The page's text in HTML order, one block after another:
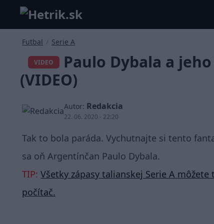
Futbal / Serie A
VIDEO
Paulo Dybala a
(VIDEO)
Autor: Redakcia
22. 06. 2020 - 22:20
Tak to bola paráda. Vychutnajte si tento
sa oň Argentínčan Paulo Dybala.
TIP: Všetky zápasy talianskej Serie A
počítač.